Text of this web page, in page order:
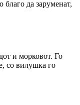
да заруменат,
и морковот. Го
со вилушка го